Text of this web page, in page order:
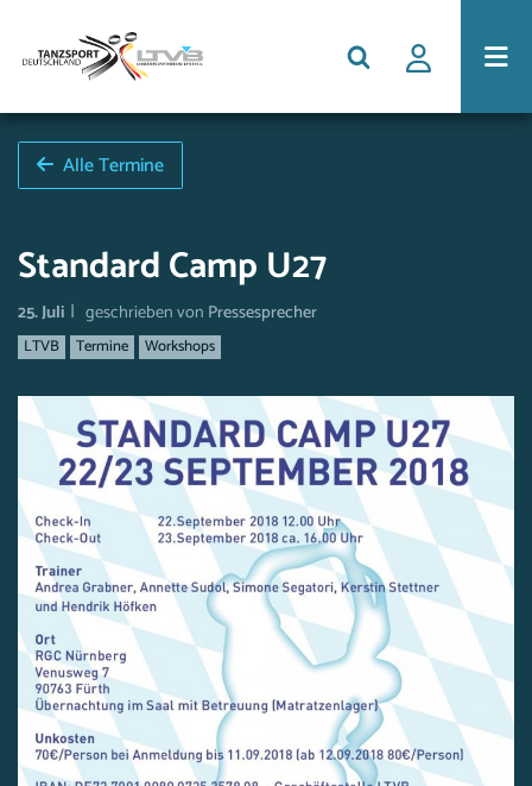
Alle Termine
Standard Camp U27
25. Juli | geschrieben von Pressesprecher
LTVB Termine Workshops